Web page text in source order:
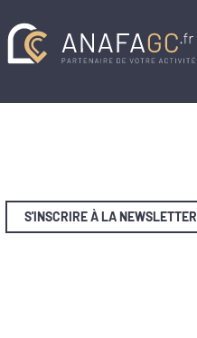
S'INSCRIRE À LA NEWSLETTER